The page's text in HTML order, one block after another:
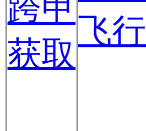
跨甲
获取
飞行